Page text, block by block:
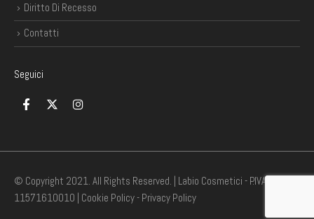
Diritto Di Recesso
Contatti
Seguici
© Copyright 2021. All Rights Reserved. | Labio Cosmetici - P.IVA
11571610010 | Cookie Policy- Privacy Policy